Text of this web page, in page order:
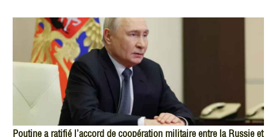
Poutine a ratifié l’accord de coopération militaire entre la Russie et